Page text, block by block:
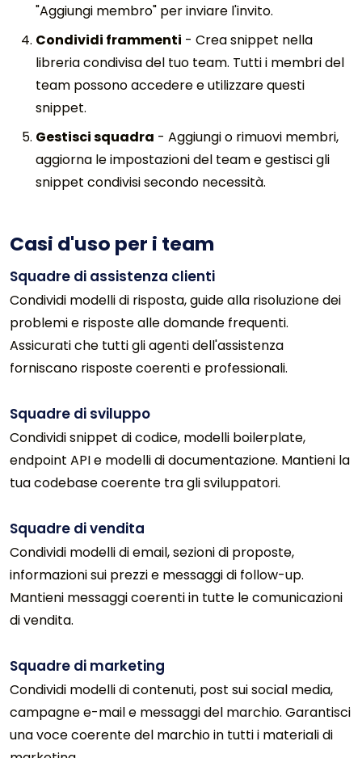
"Aggiungi membro" per inviare l'invito.
Condividi frammenti - Crea snippet nella
libreria condivisa del tuo team. Tutti i membri del
team possono accedere e utilizzare questi
snippet.
Gestisci squadra - Aggiungi o rimuovi membri,
aggiorna le impostazioni del team e gestisci gli
snippet condivisi secondo necessità.
Casi d'uso per i team
Squadre di assistenza clienti
Condividi modelli di risposta, guide alla risoluzione dei
problemi e risposte alle domande frequenti.
Assicurati che tutti gli agenti dell'assistenza
forniscano risposte coerenti e professionali.
Squadre di sviluppo
Condividi snippet di codice, modelli boilerplate,
endpoint API e modelli di documentazione. Mantieni la
tua codebase coerente tra gli sviluppatori.
Squadre di vendita
Condividi modelli di email, sezioni di proposte,
informazioni sui prezzi e messaggi di follow-up.
Mantieni messaggi coerenti in tutte le comunicazioni
di vendita.
Squadre di marketing
Condividi modelli di contenuti, post sui social media,
campagne e-mail e messaggi del marchio. Garantisci
una voce coerente del marchio in tutti i materiali di